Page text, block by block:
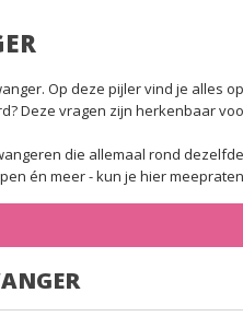
Op deze pijler vind je alles
Deze vragen zijn herkenbaar
die allemaal rond
én meer - kun je hier